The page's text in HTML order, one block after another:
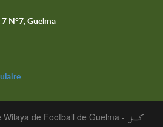
N°7, Guelma
de Football de Guelma - كـــل